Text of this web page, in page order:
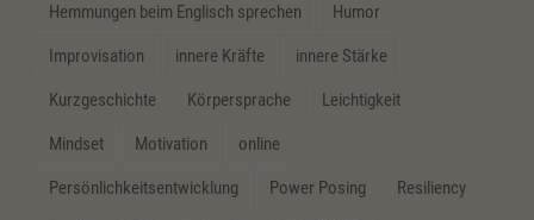
Hemmungen beim Englisch sprechen Humor
Improvisation innere Kräfte innere Stärke
Kurzgeschichte Körpersprache Leichtigkeit
Mindset Motivation online
Persönlichkeitsentwicklung Power Posing Resiliency